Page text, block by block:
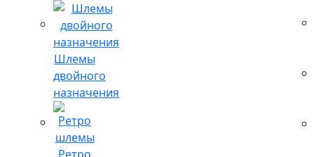
Шлемы
двойного
назначения